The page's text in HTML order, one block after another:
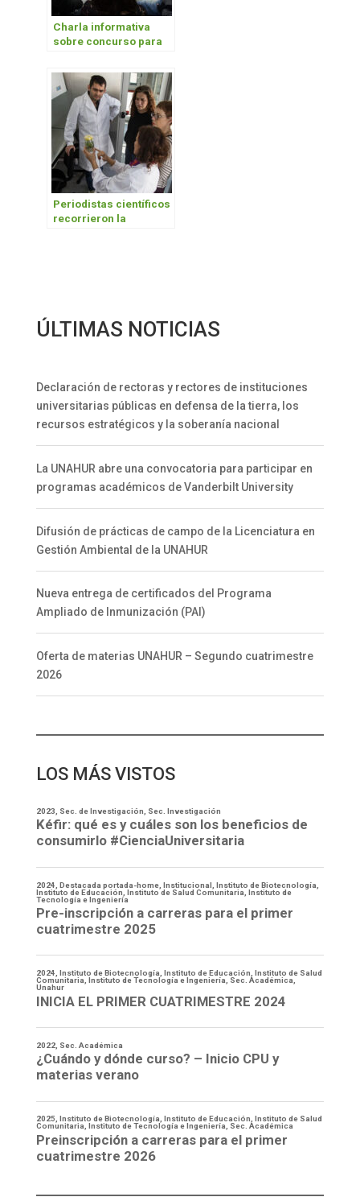
Charla informativa
sobre concurso para
Periodistas científicos
recorrieron la
ÚLTIMAS NOTICIAS
Declaración de rectoras y rectores de instituciones
universitarias públicas en defensa de la tierra, los
recursos estratégicos y la soberanía nacional
La UNAHUR abre una convocatoria para participar en
programas académicos de Vanderbilt University
Difusión de prácticas de campo de la Licenciatura en
Gestión Ambiental de la UNAHUR
Nueva entrega de certificados del Programa
Ampliado de Inmunización (PAI)
Oferta de materias UNAHUR – Segundo cuatrimestre
2026
LOS MÁS VISTOS